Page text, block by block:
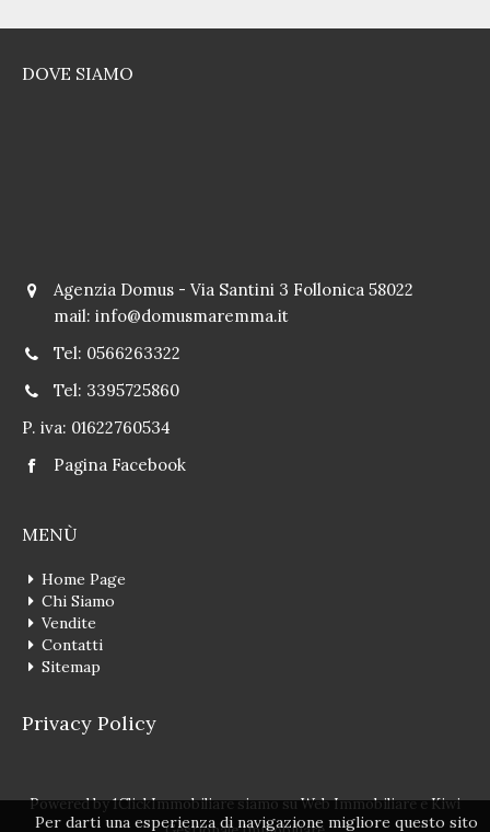
DOVE SIAMO
Agenzia Domus - Via Santini 3 Follonica 58022
mail: info@domusmaremma.it
Tel: 0566263322
Tel: 3395725860
P. iva: 01622760534
Pagina Facebook
MENÙ
Home Page
Chi Siamo
Vendite
Contatti
Sitemap
Privacy Policy
Powered by1ClickImmobiliaresiamo suWeb ImmobiliareeKiwi
Per darti una esperienza di navigazione migliore questo sito